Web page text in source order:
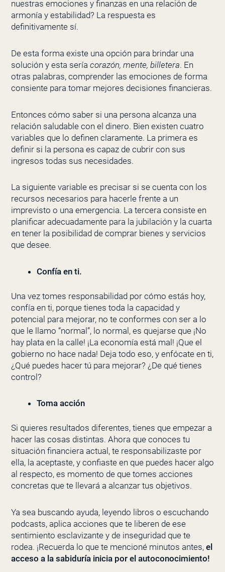
nuestras emociones y finanzas en una relación de
armonía y estabilidad? La respuesta es
definitivamente sí.
De esta forma existe una opción para brindar una
solución y esta sería corazón, mente, billetera. En
otras palabras, comprender las emociones de forma
consiente para tomar mejores decisiones financieras.
Entonces cómo saber si una persona alcanza una
relación saludable con el dinero. Bien existen cuatro
variables que lo definen claramente. La primera es
definir si la persona es capaz de cubrir con sus
ingresos todas sus necesidades.
La siguiente variable es precisar si se cuenta con los
recursos necesarios para hacerle frente a un
imprevisto o una emergencia. La tercera consiste en
planificar adecuadamente para la jubilación y la cuarta
en tener la posibilidad de comprar bienes y servicios
que desee.
Confía en ti.
Una vez tomes responsabilidad por cómo estás hoy,
confía en ti, porque tienes toda la capacidad y
potencial para mejorar, no te conformes con ser a lo
que le llamo “normal”, lo normal, es quejarse que ¡No
hay plata en la calle! ¡La economía está mal! ¡Que el
gobierno no hace nada! Deja todo eso, y enfócate en ti,
¿Qué puedes hacer tú para mejorar? ¿De qué tienes
control?
Toma acción
Si quieres resultados diferentes, tienes que empezar a
hacer las cosas distintas. Ahora que conoces tu
situación financiera actual, te responsabilizaste por
ella, la aceptaste, y confiaste en que puedes hacer algo
al respecto, es momento de que tomes acciones
concretas que te llevará a alcanzar tus objetivos.
Ya sea buscando ayuda, leyendo libros o escuchando
podcasts, aplica acciones que te liberen de ese
sentimiento esclavizante y de inseguridad que te
rodea. ¡Recuerda lo que te mencioné minutos antes, el
acceso a la sabiduría inicia por el autoconocimiento!